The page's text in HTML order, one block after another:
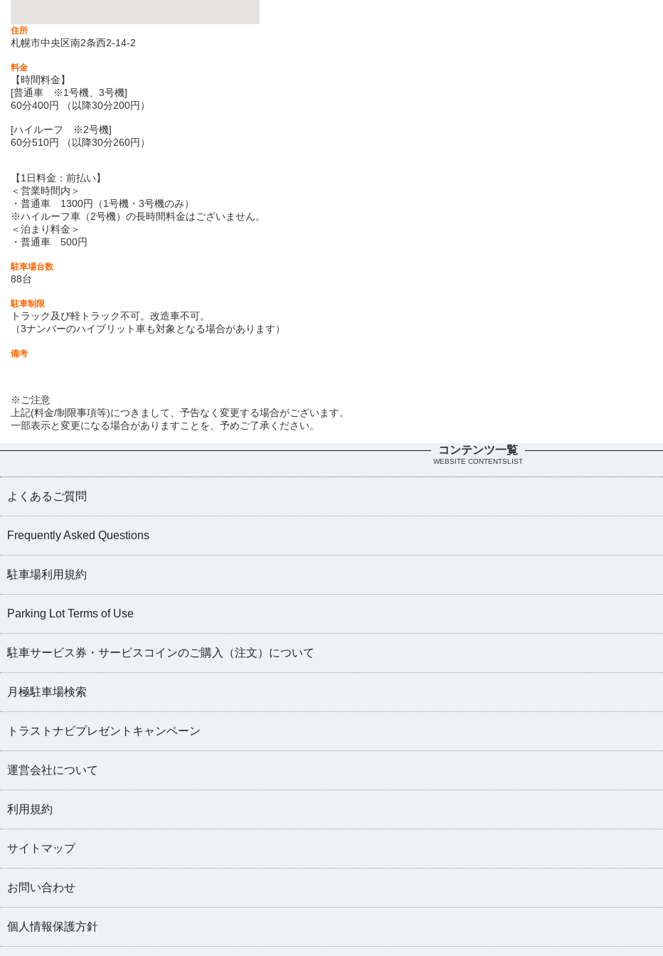
住所
札幌市中央区南2条西2-14-2
料金
【時間料金】
[普通車 ※1号機、3号機]
60分400円 （以降30分200円）
[ハイルーフ ※2号機]
60分510円 （以降30分260円）
【1日料金：前払い】
＜営業時間内＞
・普通車 1300円（1号機・3号機のみ）
※ハイルーフ車（2号機）の長時間料金はございません。
＜泊まり料金＞
・普通車 500円
駐車場台数
88台
駐車制限
トラック及び軽トラック不可。改造車不可。
（3ナンバーのハイブリット車も対象となる場合があります）
備考
※ご注意
上記(料金/制限事項等)につきまして、予告なく変更する場合がございます。
一部表示と変更になる場合がありますことを、予めご了承ください。
コンテンツ一覧
WEBSITE CONTENTSLIST
よくあるご質問
Frequently Asked Questions
駐車場利用規約
Parking Lot Terms of Use
駐車サービス券・サービスコインのご購入（注文）について
月極駐車場検索
トラストナビプレゼントキャンペーン
運営会社について
利用規約
サイトマップ
お問い合わせ
個人情報保護方針